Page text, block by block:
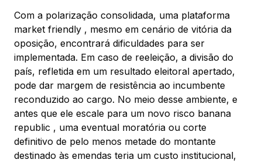
Com a polarização consolidada, uma plataforma
market friendly , mesmo em cenário de vitória da
oposição, encontrará dificuldades para ser
implementada. Em caso de reeleição, a divisão do
país, refletida em um resultado eleitoral apertado,
pode dar margem de resistência ao incumbente
reconduzido ao cargo. No meio desse ambiente, e
antes que ele escale para um novo risco banana
republic , uma eventual moratória ou corte
definitivo de pelo menos metade do montante
destinado às emendas teria um custo institucional,